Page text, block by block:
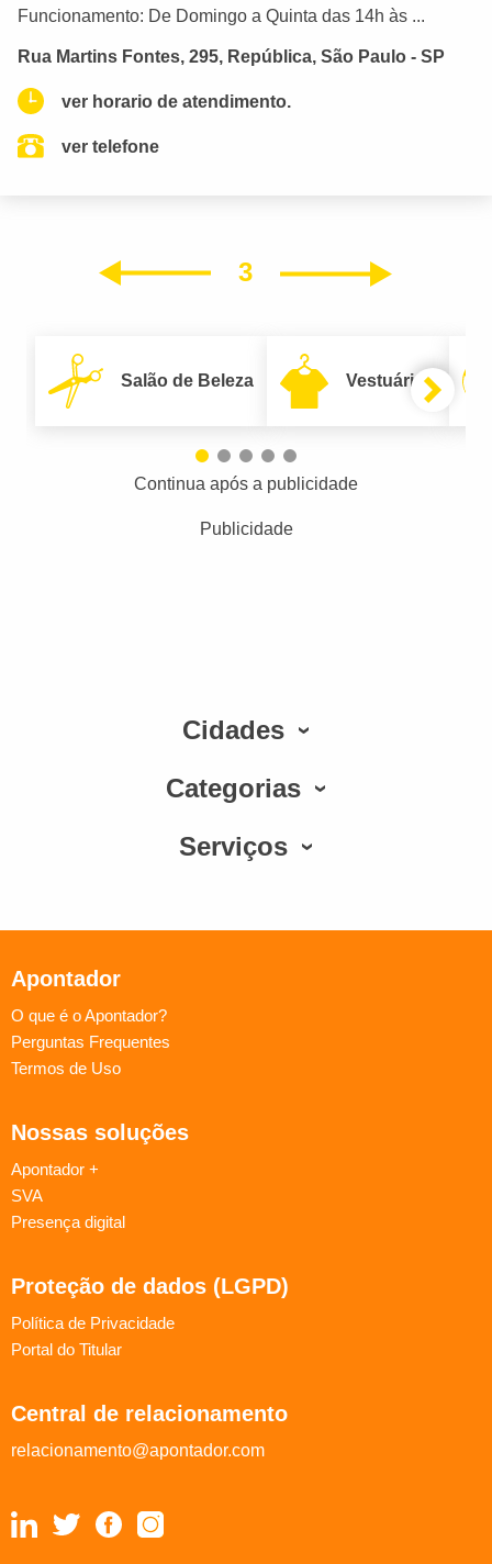
Funcionamento: De Domingo a Quinta das 14h às ...
Rua Martins Fontes, 295, República, São Paulo - SP
ver horario de atendimento.
ver telefone
3
Salão de Beleza Vestuário
Continua após a publicidade
Publicidade
Cidades
Categorias
Serviços
Apontador
O que é o Apontador?
Perguntas Frequentes
Termos de Uso
Nossas soluções
Apontador +
SVA
Presença digital
Proteção de dados (LGPD)
Política de Privacidade
Portal do Titular
Central de relacionamento
relacionamento@apontador.com